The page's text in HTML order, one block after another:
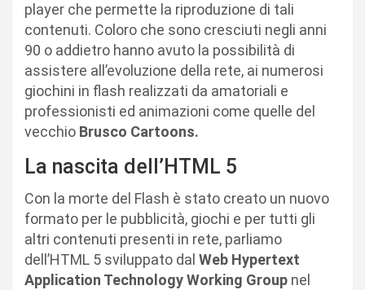
player che permette la riproduzione di tali
contenuti. Coloro che sono cresciuti negli anni
90 o addietro hanno avuto la possibilità di
assistere all’evoluzione della rete, ai numerosi
giochini in flash realizzati da amatoriali e
professionisti ed animazioni come quelle del
vecchio Brusco Cartoons.
La nascita dell’HTML 5
Con la morte del Flash è stato creato un nuovo
formato per le pubblicità, giochi e per tutti gli
altri contenuti presenti in rete, parliamo
dell’HTML 5 sviluppato dal Web Hypertext
Application Technology Working Group nel